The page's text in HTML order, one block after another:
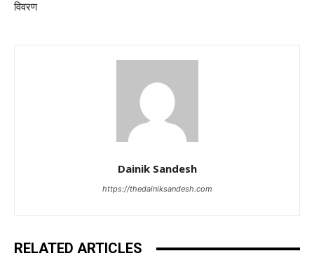
विवरण
Dainik Sandesh
https://thedainiksandesh.com
RELATED ARTICLES